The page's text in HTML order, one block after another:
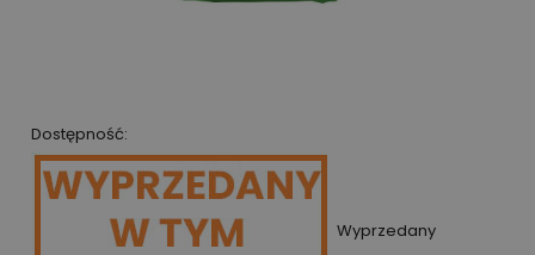
Dostępność:
Wyprzedany